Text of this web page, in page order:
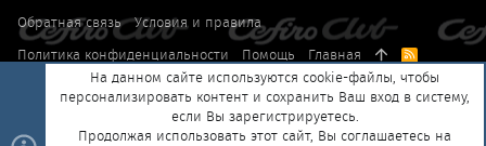
Обратная связь
Условия и правила
Политика конфиденциальности
Помощь Главная
R
S
S
Community platform by XenForo® © 2010-2025 XenForo Ltd. | Style and
add-ons by ThemeHouse Перевод от Jumuro®
На данном сайте используются cookie-файлы, чтобы
персонализировать контент и сохранить Ваш вход в систему,
если Вы зарегистрируетесь.
Продолжая использовать этот сайт, Вы соглашаетесь на